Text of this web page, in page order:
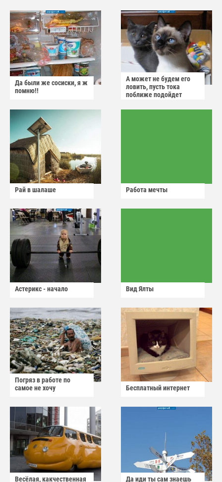
Да были же сосиски, я ж
помню!!
А может не будем его
ловить, пусть тока
поближе подойдет
Рай в шалаше Работа мечты
Астерикс - начало Вид Ялты
Погряз в работе по
самое не хочу
Бесплатный интернет
Весёлая, какчественная Да иди ты сам знаешь